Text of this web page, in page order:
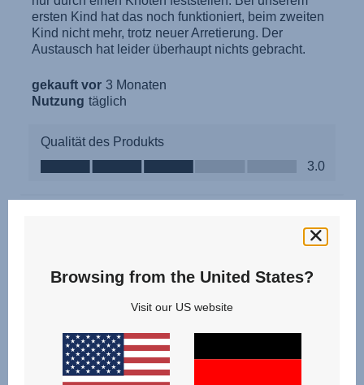
Browsing from the United States?
Visit our US website